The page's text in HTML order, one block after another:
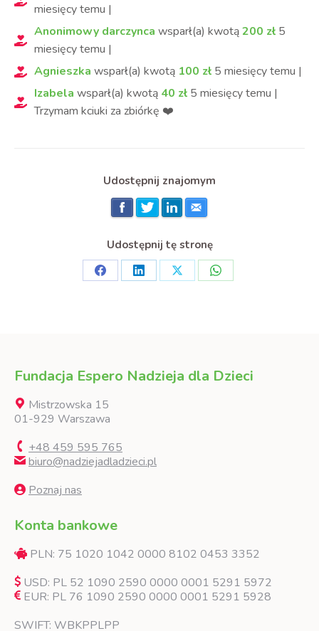
miesięcytemu |
Anonimowy darczynca wsparł(a) kwotą200 zł 5
miesięcytemu |
Agnieszka wsparł(a) kwotą 100 zł 5 miesięcytemu |
Izabela wsparł(a) kwotą 40 zł 5 miesięcytemu |
Trzymam kciuki za zbiórkę ❤️
Udostępnij znajomym
Udostępnij tę stronę
Share
Share
Share
Share
Fundacja Espero Nadzieja dla Dzieci
Mistrzowska 15
01-929 Warszawa
+48 459 595 765
biuro@nadziejadladzieci.pl
Poznaj nas
Konta bankowe
PLN: 75 1020 1042 0000 8102 0453 3352
USD: PL 52 1090 2590 0000 0001 5291 5972
EUR: PL 76 1090 2590 0000 0001 5291 5928
SWIFT: WBKPPLPP